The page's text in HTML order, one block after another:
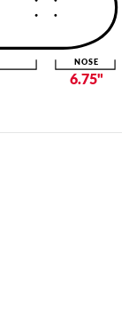
6.75"
NOSE